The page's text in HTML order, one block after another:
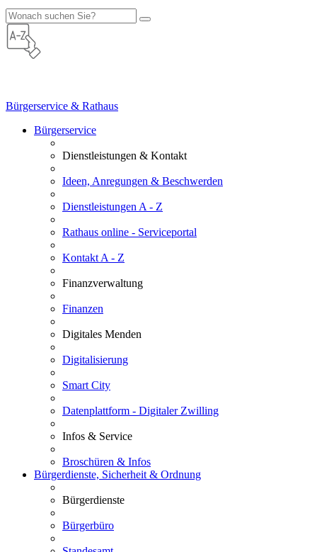
Bürgerservice & Rathaus
Bürgerservice
Dienstleistungen & Kontakt
Ideen, Anregungen & Beschwerden
Dienstleistungen A - Z
Rathaus online - Serviceportal
Kontakt A - Z
Finanzverwaltung
Finanzen
Digitales Menden
Digitalisierung
Smart City
Datenplattform - Digitaler Zwilling
Infos & Service
Broschüren & Infos
Bürgerdienste, Sicherheit & Ordnung
Bürgerdienste
Bürgerbüro